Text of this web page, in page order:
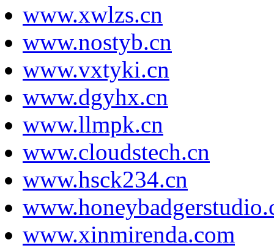
www.xwlzs.cn
www.nostyb.cn
www.vxtyki.cn
www.dgyhx.cn
www.llmpk.cn
www.cloudstech.cn
www.hsck234.cn
www.xinmirenda.com